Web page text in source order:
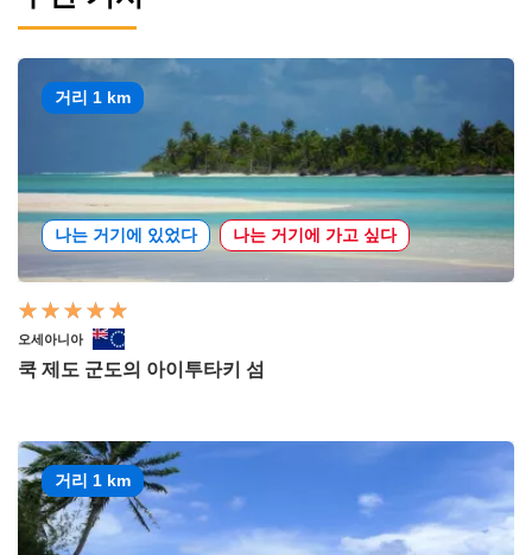
거리 1 km
나는 거기에 있었다 나는 거기에 가고 싶다
오세아니아
쿡 제도 군도의 아이투타키 섬
거리 1 km